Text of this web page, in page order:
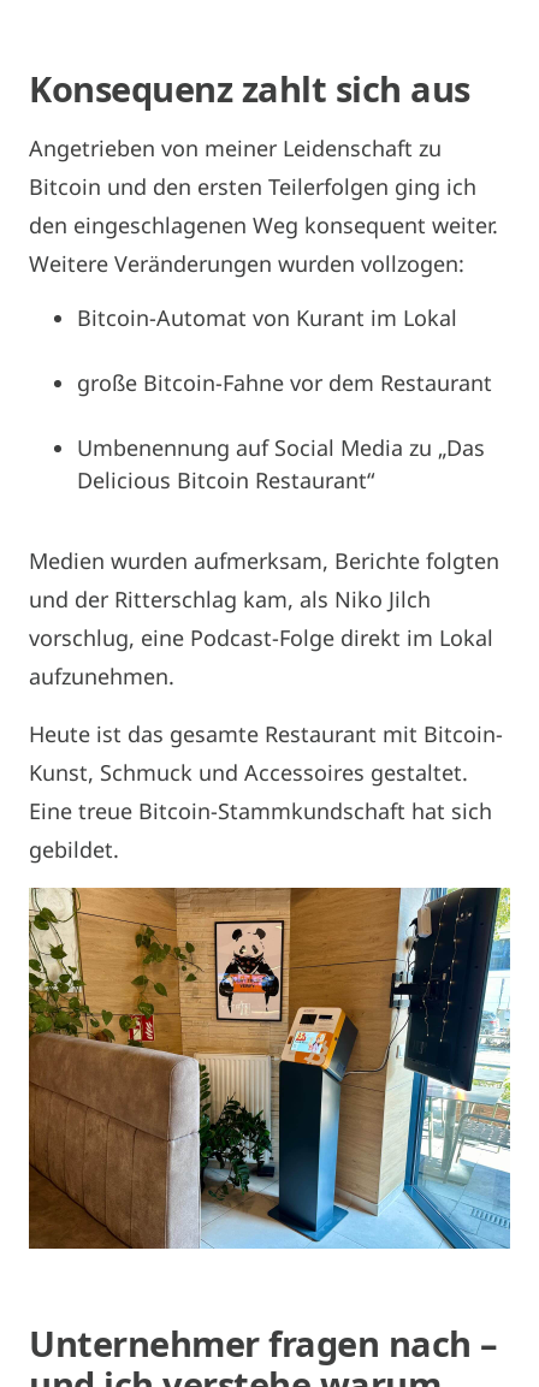
Konsequenz zahlt sich aus
Angetrieben von meiner Leidenschaft zu
Bitcoin und den ersten Teilerfolgen ging ich
den eingeschlagenen Weg konsequent weiter.
Weitere Veränderungen wurden vollzogen:
Bitcoin-Automat von Kurant im Lokal
große Bitcoin-Fahne vor dem Restaurant
Umbenennung auf Social Media zu „Das
Delicious Bitcoin Restaurant“
Medien wurden aufmerksam, Berichte folgten
und der Ritterschlag kam, als Niko Jilch
vorschlug, eine Podcast-Folge direkt im Lokal
aufzunehmen.
Heute ist das gesamte Restaurant mit Bitcoin-
Kunst, Schmuck und Accessoires gestaltet.
Eine treue Bitcoin-Stammkundschaft hat sich
gebildet.
Unternehmer fragen nach –